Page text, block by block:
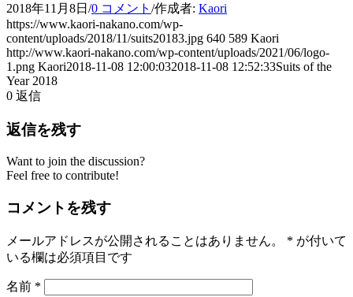
2018年11月8日 /0 コメント /作成者: Kaori
https://www.kaori-nakano.com/wp-
content/uploads/2018/11/suits20183.jpg 640 589 Kaori
http://www.kaori-nakano.com/wp-content/uploads/2021/06/logo-
1.png Kaori2018-11-08 12:00:032018-11-08 12:52:33Suits of the
Year 2018
0 返信
返信を残す
Want to join the discussion?
Feel free to contribute!
コメントを残す
メールアドレスが公開されることはありません。 * が付いて
いる欄は必須項目です
名前 *